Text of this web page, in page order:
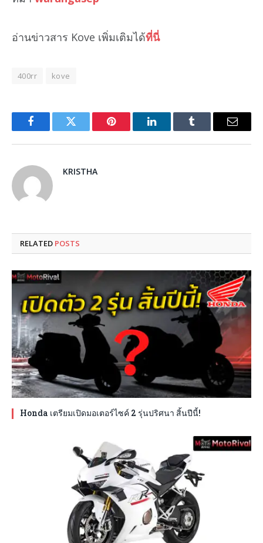
อ่านข่าวสาร Kove เพิ่มเติมได้ที่นี่
400rr kove
FacebookTwitter Pinterest LinkedInTumblr Email
KRISTHA
RELATED POSTS
Honda เตรียมเปิดมอเตอร์ไซค์ 2 รุ่นปริศนา สิ้นปีนี้!